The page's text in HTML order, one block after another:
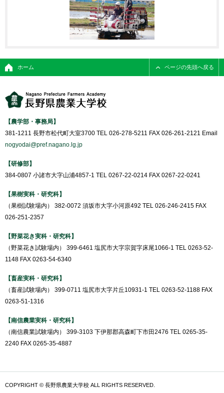
ホーム ページの先頭へ戻る
【農学部・事務局】
381-1211 長野市松代町大室3700 TEL 026-278-5211 FAX 026-261-2121 Email
nogyodai@pref.nagano.lg.jp
【研修部】
384-0807 小諸市大字山浦4857-1 TEL 0267-22-0214 FAX 0267-22-0241
【果樹実科・研究科】
（果樹試験場内） 382-0072 須坂市大字小河原492 TEL 026-246-2415 FAX
026-251-2357
【野菜花き実科・研究科】
（野菜花き試験場内） 399-6461 塩尻市大字宗賀字床尾1066-1 TEL 0263-52-
1148 FAX 0263-54-6340
【畜産実科・研究科】
（畜産試験場内） 399-0711 塩尻市大字片丘10931-1 TEL 0263-52-1188 FAX
0263-51-1316
【南信農業実科・研究科】
（南信農業試験場内） 399-3103 下伊那郡高森町下市田2476 TEL 0265-35-
2240 FAX 0265-35-4887
COPYRIGHT © 長野県農業大学校 ALL RIGHTS RESERVED.